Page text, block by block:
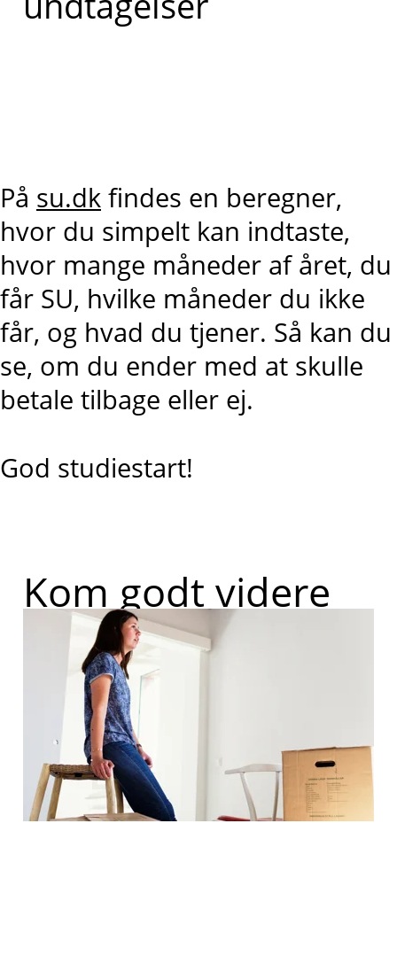
På su.dk findes en beregner,
hvor du simpelt kan indtaste,
hvor mange måneder af året, du
får SU, hvilke måneder du ikke
får, og hvad du tjener. Så kan du
se, om du ender med at skulle
betale tilbage eller ej.
God studiestart!
Kom godt videre